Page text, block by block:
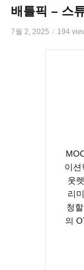
배틀픽 – 스
7월 2, 2025 194
이션
웃
리
청
의